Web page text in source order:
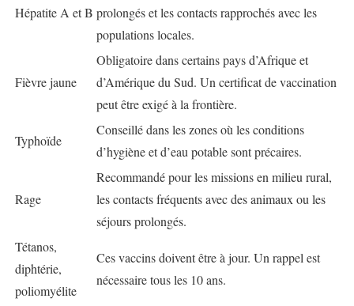
Hépatite A et B prolongés et les contacts rapprochés avec les
populations locales.
Fièvre jaune
Obligatoire dans certains pays d’Afrique et
d’Amérique du Sud. Un certificat de vaccination
peut être exigé à la frontière.
Typhoïde
Conseillé dans les zones où les conditions
d’hygiène et d’eau potable sont précaires.
Rage
Recommandé pour les missions en milieu rural,
les contacts fréquents avec des animaux ou les
séjours prolongés.
Tétanos,
diphtérie,
poliomyélite
Ces vaccins doivent être à jour. Un rappel est
nécessaire tous les 10 ans.